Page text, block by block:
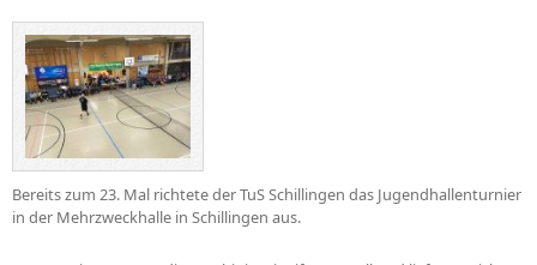
Bereits zum 23. Mal richtete der TuS Schillingen das Jugendhallenturnier
in der Mehrzweckhalle in Schillingen aus.